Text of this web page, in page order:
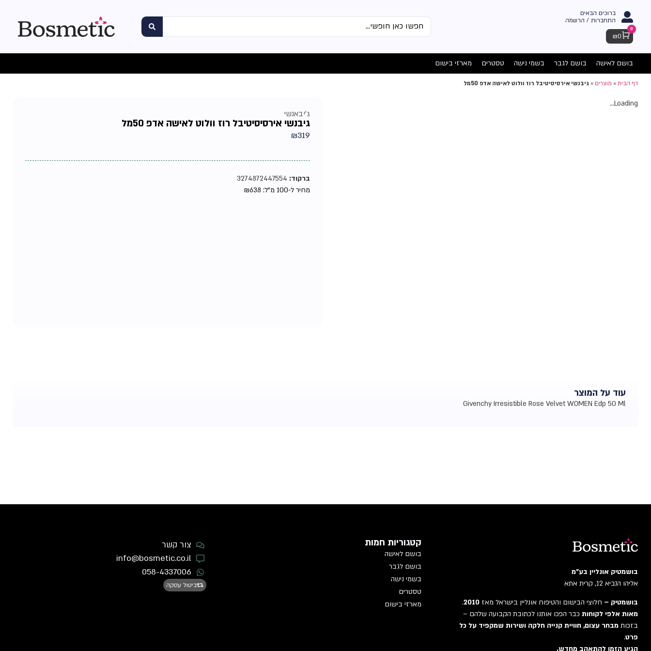
ברוכים הבאים
התחברות / הרשמה
Cart
0
₪0
בושם לאישה בושם לגבר בשמי נישה טסטרים מארזי בישום
דף הבית» מוצרים» גיבנשי אירסיסיטיבל רוז וולוט לאישה אדפ 50מל
Loading...
ג'יבאנשי
גיבנשי אירסיסיטיבל רוז וולוט לאישה אדפ 50מל
₪319
ברקוד:
מחיר ל-100 מ"ל:
₪638
עוד על המוצר
Givenchy Irresistible Rose Velvet WOMEN Edp 50 Ml
בושמטיק אונליין בע"מ
אליהו הנביא 12, קרית אתא
בושמטיק – חלוצי הבישום והטיפוח אונליין בישראל מאז 2010
.
מאות אלפי לקוחות כבר הפכו אותנו לכתובת הקבועה שלהם –
בזכות מבחר עצום, חוויית קנייה חלקה ושירות שמקפיד על כל
פרט.
הגיע הזמן להתאהב מחדש.
קטגוריות חמות
בושם לאישה
בושם לגבר
בשמי נישה
טסטרים
מארזי בישום
צור קשר
info@bosmetic.co.il
058-4337006
ביטול עסקה